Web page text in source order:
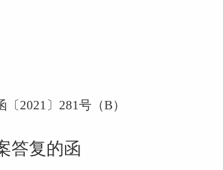
〔2021〕281号（B）
答复的函